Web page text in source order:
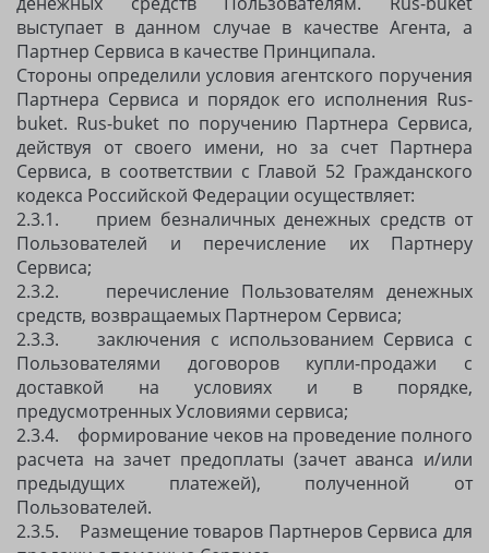
выступает в данном случае в качестве Агента, а
Партнер Сервиса в качестве Принципала.
Стороны определили условия агентского поручения
Партнера Сервиса и порядок его исполнения Rus-
buket. Rus-buket по поручению Партнера Сервиса,
действуя от своего имени, но за счет Партнера
Сервиса, в соответствии с Главой 52 Гражданского
кодекса Российской Федерации осуществляет:
2.3.1. прием безналичных денежных средств от
Пользователей и перечисление их Партнеру
Сервиса;
2.3.2. перечисление Пользователям денежных
средств, возвращаемых Партнером Сервиса;
2.3.3. заключения с использованием Сервиса с
Пользователями договоров купли-продажи с
доставкой на условиях и в порядке,
предусмотренных Условиями сервиса;
2.3.4. формирование чеков на проведение полного
расчета на зачет предоплаты (зачет аванса и/или
предыдущих платежей), полученной от
Пользователей.
2.3.5. Размещение товаров Партнеров Сервиса для